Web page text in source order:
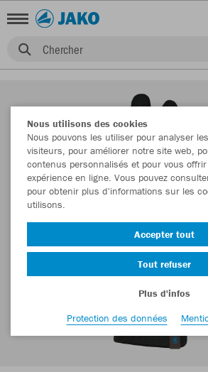
Chercher
Nous utilisons des cookies
Nous pouvons les utiliser pour analyser
visiteurs, pour améliorer notre site web,
contenus personnalisés et pour vous
expérience en ligne. Vous pouvez
pour obtenir plus d'informations sur les
utilisons.
Accepter tout
Tout refuser
Plus d'infos
Protection des données